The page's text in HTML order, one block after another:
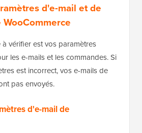
d'e-mail et de
vérifier est vos paramètres
les e-mails et les commandes. Si
est incorrect, vos e-mails de
pas envoyés.
d'e-mail de